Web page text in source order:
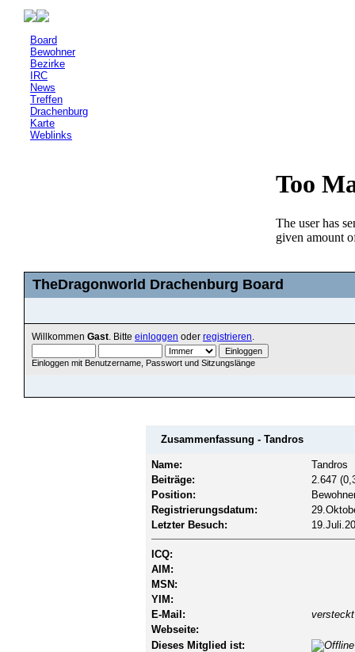
Board
Bewohner
Bezirke
IRC
News
Treffen
Drachenburg
Karte
Weblinks
TheDragonworld Drachenburg Board
Willkommen Gast . Bitte einloggen oder registrieren
Einloggen mit Benutzername, Passwort und Sitzungslänge
Zusammenfassung - Tandros
Name:
Tandros
Beiträge:
2.647
Position:
Registrierungsdatum:
Letzter Besuch:
ICQ:
AIM:
MSN:
YIM:
E-Mail:
versteckt
Webseite:
Dieses Mitglied ist: